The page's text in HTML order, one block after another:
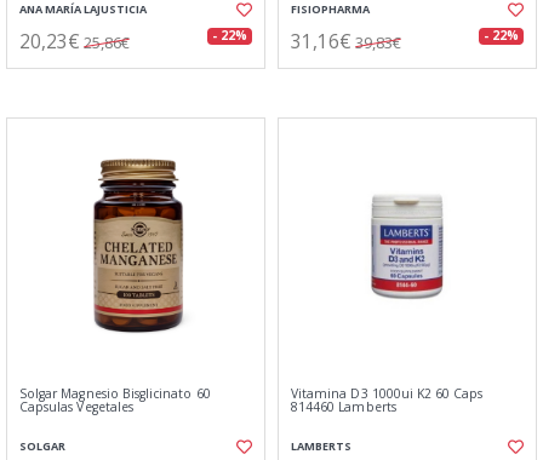
ANA MARÍA LAJUSTICIA
20,23€ 25,86€ - 22%
FISIOPHARMA
31,16€ 39,83€ - 22%
Solgar Magnesio Bisglicinato 60
Capsulas Vegetales
SOLGAR
Vitamina D3 1000ui K2 60 Caps
814460 Lamberts
LAMBERTS